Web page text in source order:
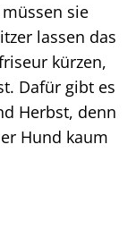
sie
lassen das
kürzen,
Dafür gibt es
Herbst, denn
Hund kaum